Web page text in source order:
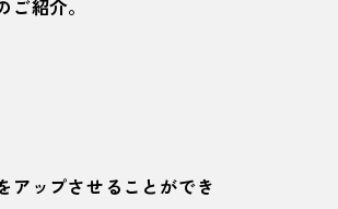
紹介。
アップさせることができ